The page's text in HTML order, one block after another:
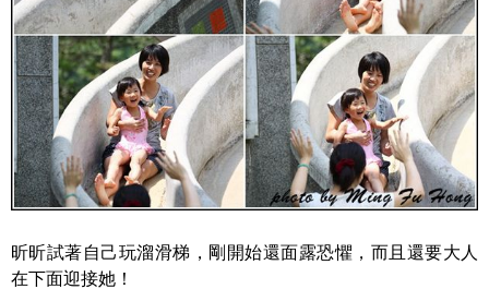
昕昕試著自己玩溜滑梯，剛開始還面露恐懼，而且還要大人
在下面迎接她！